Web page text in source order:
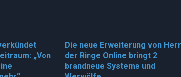
„Von
Die neue Erweiterung von Herr
der Ringe Online bringt 2
brandneue Systeme und